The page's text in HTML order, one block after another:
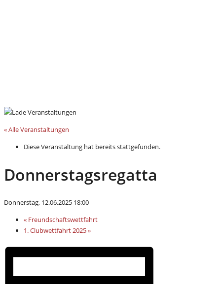
« Alle Veranstaltungen
Diese Veranstaltung hat bereits stattgefunden.
Donnerstagsregatta
Donnerstag, 12.06.2025 18:00
« Freundschaftswettfahrt
1. Clubwettfahrt 2025»